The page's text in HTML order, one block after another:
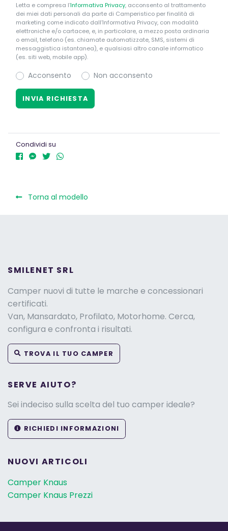
Letta e compresa l’Informativa Privacy, acconsento al trattamento
dei miei dati personali da parte di Camperistico per finalità di
marketing come indicato dall’Informativa Privacy, con modalità
elettroniche e/o cartacee, e, in particolare, a mezzo posta ordinaria
o email, telefono (es. chiamate automatizzate, SMS, sistemi di
messaggistica istantanea), e qualsiasi altro canale informatico
(es. siti web, mobile app).
Acconsento Non acconsento
Condividi su
Torna al modello
SMILENET SRL
Camper nuovi di tutte le marche e concessionari
certificati.
Van, Mansardato, Profilato, Motorhome. Cerca,
configura e confronta i risultati.
TROVA IL TUO CAMPER
SERVE AIUTO?
Sei indeciso sulla scelta del tuo camper ideale?
RICHIEDI INFORMAZIONI
NUOVI ARTICOLI
Camper Knaus
Camper Knaus Prezzi